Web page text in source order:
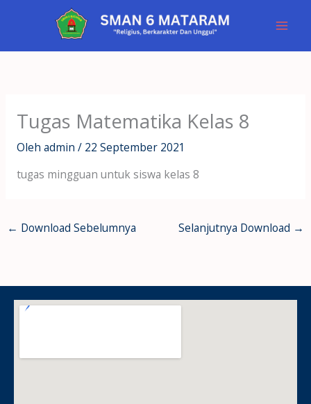
Tugas Matematika Kelas 8
Oleh admin / 22 September 2021
tugas mingguan untuk siswa kelas 8
← Download Sebelumnya Selanjutnya Download →